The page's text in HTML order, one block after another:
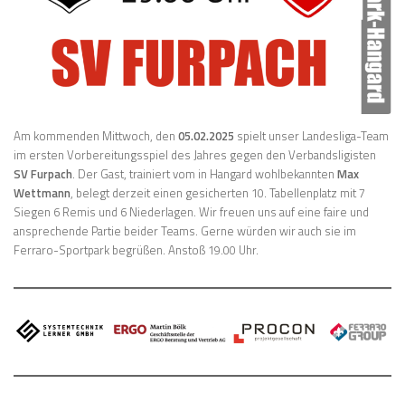
Am kommenden Mittwoch, den 05.02.2025 spielt unser Landesliga-Team
im ersten Vorbereitungsspiel des Jahres gegen den Verbandsligisten
SV Furpach. Der Gast, trainiert vom in Hangard wohlbekannten Max
Wettmann, belegt derzeit einen gesicherten 10. Tabellenplatz mit 7
Siegen 6 Remis und 6 Niederlagen. Wir freuen uns auf eine faire und
ansprechende Partie beider Teams. Gerne würden wir auch sie im
Ferraro-Sportpark begrüßen. Anstoß 19.00 Uhr.